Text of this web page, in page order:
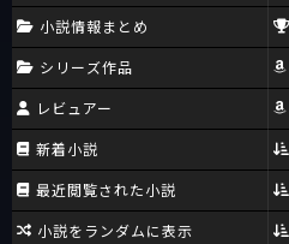
小説情報まとめ
シリーズ作品
レビュアー
新着小説
最近閲覧された小説
小説をランダムに表示